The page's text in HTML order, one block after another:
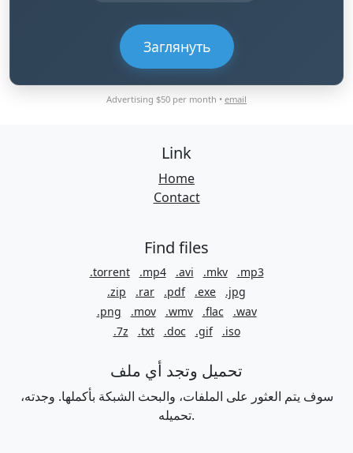
Заглянуть
Advertising $50 per month • email
Link
Home
Contact
Find files
.torrent .mp4 .avi .mkv
.mp3
.zip
.rar .pdf .exe
.jpg
.png
.mov .wmv .flac
.wav
.7z
.txt .doc .gif .iso
تحميل وتجد أي ملف
سوف يتم العثور على الملفات، والبحث الشبكة بأكملها. وجدته،
تحميله.